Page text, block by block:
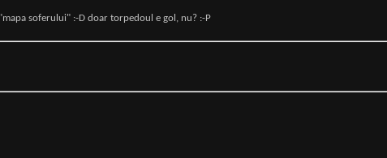
soferului" :-D doar torpedoul e gol, nu? :-P